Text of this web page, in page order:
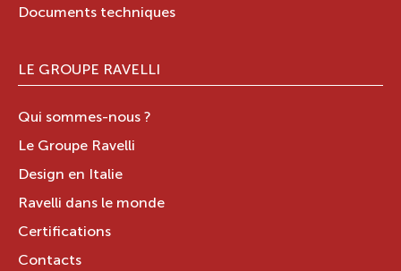
Documents techniques
LE GROUPE RAVELLI
Qui sommes-nous ?
Le Groupe Ravelli
Design en Italie
Ravelli dans le monde
Certifications
Contacts